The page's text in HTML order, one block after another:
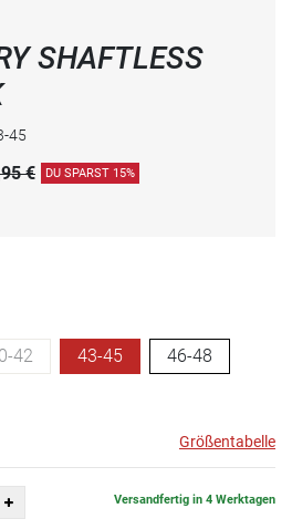
SHAFTLESS
45
€ DU SPARST 15%
42 43-45 46-48
Größentabelle
Versandfertig in 4 Werktagen